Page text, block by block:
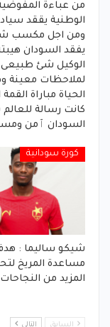
من عباءة
الوطنية يققد
ومن اجل مكسب
يفقد السودان
الوكيل شئ طبيعى
لملاحظات معينة
الحياة مباراة القمة
كانت رسالة للعالم
السودان ٱمن
كورة سودانية
شيكو ساليما :
مساعدة المريخ
المزيد من النجاحات